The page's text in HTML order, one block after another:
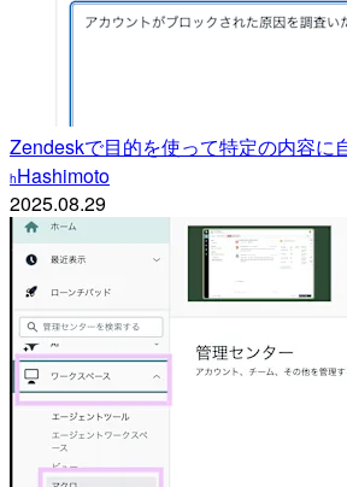
Zendeskで目的を使って特定の内容に
hHashimoto
2025.08.29